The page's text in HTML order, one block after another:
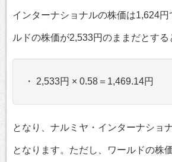
インターナショナルの株価は1,624
ルドの株価が2,533円のままだとする
・ 2,533円 × 0.58＝1,469.14円
となり、ナルミヤ・インターナショ
となります。ただし、ワールドの株